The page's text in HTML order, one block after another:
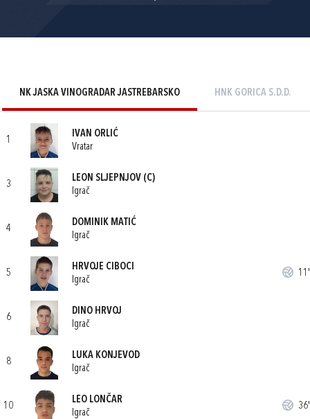
NK JASKA VINOGRADAR JASTREBARSKO HNK GORICA S.D.D.
1
IVAN ORLIĆ
Vratar
3
LEON SLJEPNJOV (C)
Igrač
4
DOMINIK MATIĆ
Igrač
5
HRVOJE CIBOCI
Igrač
11'
6
DINO HRVOJ
Igrač
8
LUKA KONJEVOD
Igrač
10
LEO LONČAR
Igrač
36'